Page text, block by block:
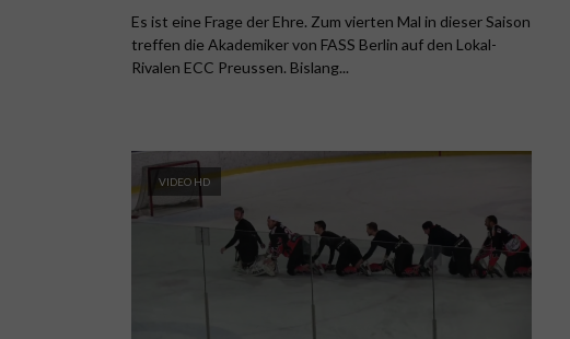
Es ist eine Frage der Ehre. Zum vierten Mal in dieser Saison
treffen die Akademiker von FASS Berlin auf den Lokal-
Rivalen ECC Preussen. Bislang...
VIDEO HD